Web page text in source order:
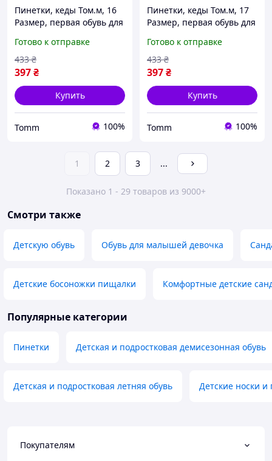
Пинетки, кеды Том.м, 16
Размер, первая обувь для
112-9324-02
Готово к отправке
397₴
433 ₴
Купить
Tomm 100%
Пинетки, кеды Том.м, 17
Размер, первая обувь для
112-9324-02
Готово к отправке
397₴
433 ₴
Купить
Tomm 100%
1 2 3 ...
Показано 1 - 29 товаров из 9000+
Смотри также
Детскую обувь Обувь для малышей девочка
Детские босоножки пищалки Комфортные детские
Популярные категории
Пинетки Детская и подростковая демисезонная обувь
Детская и подростковая летняя обувь Детские носки и
Покупателям